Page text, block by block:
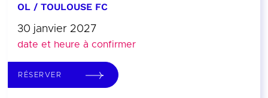
OL / TOULOUSE FC
30 janvier 2027
date et heure à confirmer
RÉSERVER